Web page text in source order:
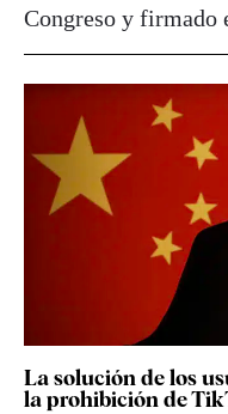
Congreso y firmado
La solución de los
la prohibición de